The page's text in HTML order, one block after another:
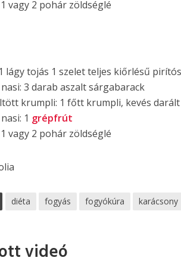
vagy 2 pohár zöldséglé
lágy tojás 1 szelet teljes kiőrlésű
3 darab aszalt sárgabarack
krumpli: 1 főtt krumpli, kevés
1 grépfrút
vagy 2 pohár zöldséglé
diéta fogyás fogyókúra karácsony
videó